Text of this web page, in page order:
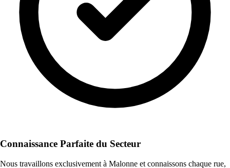
Connaissance Parfaite du Secteur
Nous travaillons exclusivement à Malonne et connaissons chaque rue,